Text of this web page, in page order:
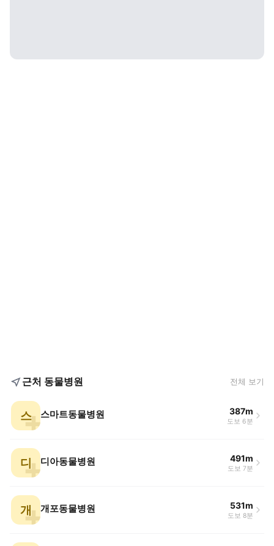
근처 동물병원 전체 보기
스 스마트동물병원 387m
도보 6분
디 디아동물병원 491m
도보 7분
개 개포동물병원 531m
도보 8분